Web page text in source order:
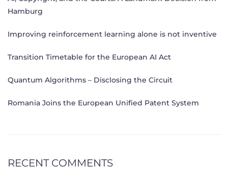
Hamburg
Improving reinforcement learning alone is not inventive
Transition Timetable for the European AI Act
Quantum Algorithms – Disclosing the Circuit
Romania Joins the European Unified Patent System
RECENT COMMENTS